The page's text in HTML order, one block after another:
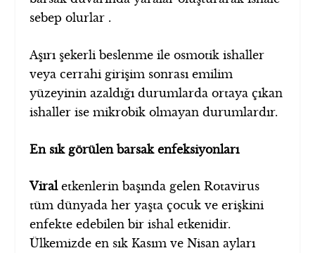
sebep olurlar .
Aşırı şekerli beslenme ile osmotik ishaller
veya cerrahi girişim sonrası emilim
yüzeyinin azaldığı durumlarda ortaya çıkan
ishaller ise mikrobik olmayan durumlardır.
En sık görülen barsak enfeksiyonları
Viraletkenlerin başında gelen Rotavirus
tüm dünyada her yaşta çocuk ve erişkini
enfekte edebilen bir ishal etkenidir.
Ülkemizde en sık Kasım ve Nisan ayları